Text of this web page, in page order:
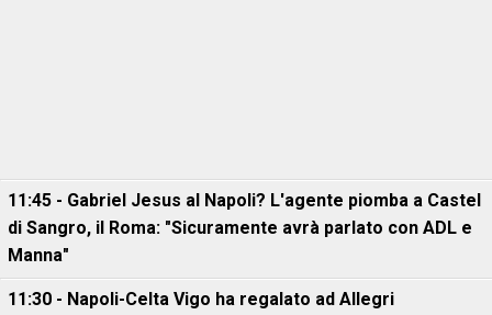
11:45 - Gabriel Jesus al Napoli? L'agente piomba a Castel
di Sangro, il Roma: "Sicuramente avrà parlato con ADL e
Manna"
11:30 - Napoli-Celta Vigo ha regalato ad Allegri